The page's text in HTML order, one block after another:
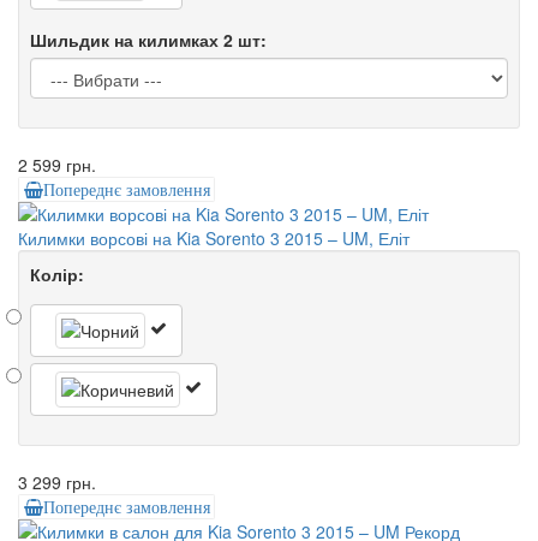
Шильдик на килимках 2 шт:
2 599 грн.
Попереднє замовлення
Килимки ворсові на Kia Sorento 3 2015 – UM, Еліт
Колір:
3 299 грн.
Попереднє замовлення